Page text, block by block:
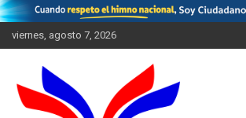
Saltar
al
contenido
viernes, agosto 7, 2026